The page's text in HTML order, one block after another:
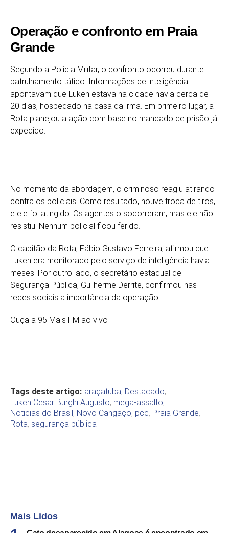
Operação e confronto em Praia
Grande
Segundo a Polícia Militar, o confronto ocorreu durante
patrulhamento tático. Informações de inteligência
apontavam que Luken estava na cidade havia cerca de
20 dias, hospedado na casa da irmã. Em primeiro lugar, a
Rota planejou a ação com base no mandado de prisão já
expedido.
No momento da abordagem, o criminoso reagiu atirando
contra os policiais. Como resultado, houve troca de tiros,
e ele foi atingido. Os agentes o socorreram, mas ele não
resistiu. Nenhum policial ficou ferido.
O capitão da Rota, Fábio Gustavo Ferreira, afirmou que
Luken era monitorado pelo serviço de inteligência havia
meses. Por outro lado, o secretário estadual de
Segurança Pública, Guilherme Derrite, confirmou nas
redes sociais a importância da operação.
Ouça a 95 Mais FM ao vivo
Tags deste artigo: araçatuba, Destacado,
Luken Cesar Burghi Augusto, mega-assalto,
Noticias do Brasil, Novo Cangaço, pcc, Praia Grande,
Rota, segurança pública
Mais Lidos